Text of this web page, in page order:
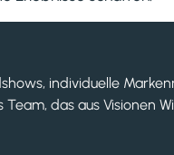
individuelle
das aus Visionen